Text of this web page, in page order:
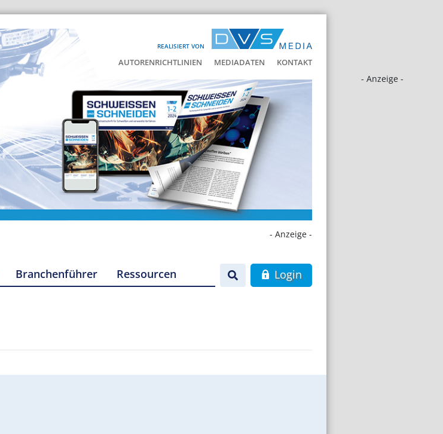
REALISIERT VON
AUTORENRICHTLINIEN MEDIADATEN KONTAKT
- Anzeige -
- Anzeige -
Branchenführer Ressourcen Login